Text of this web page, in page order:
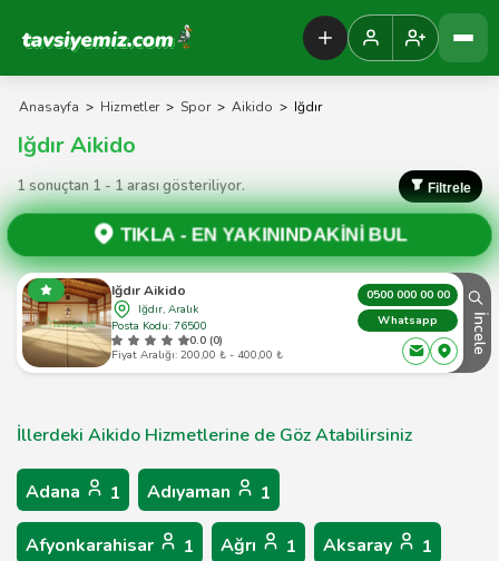
Tavsiyemiz Anasayfa
Anasayfa > Hizmetler > Spor > Aikido > Iğdır
Iğdır Aikido
1 sonuçtan 1 - 1 arası gösteriliyor. Filtrele
TIKLA -EN YAKININDAKİNİ BUL
Iğdır Aikido
Iğdır, Aralık
Posta Kodu: 76500
0.0 (0)
Fiyat Aralığı: 200,00 ₺ - 400,00 ₺
0500 000 00 00
Whatsapp
İncele
İllerdeki Aikido Hizmetlerine de Göz Atabilirsiniz
Adana 1 Adıyaman 1
Afyonkarahisar 1 Ağrı 1 Aksaray 1